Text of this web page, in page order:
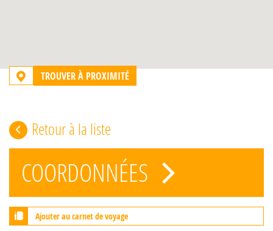
TROUVER À PROXIMITÉ
Retour à la liste
COORDONNÉES
Ajouter au carnet de voyage